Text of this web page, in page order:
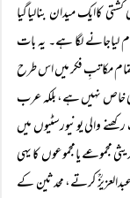
کاایک میدان بنالیاگیا
لگا ہے۔ یہ بات
مکاتبِ فکر میں اس طرح
خاص نہیں ہے، بلکہ عرب
والی یونیورسٹیوں میں
مجموعے یامجموعوں کا یہی
کرتے، محدثین کے